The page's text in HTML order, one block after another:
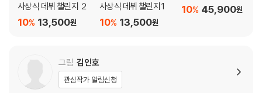
사상식 데뷔 챌린지 ２
13,500원
10%
사상식 데뷔 챌린지 1
13,500원
10%
45,900원
10%
그림 김인호
관심작가 알림신청